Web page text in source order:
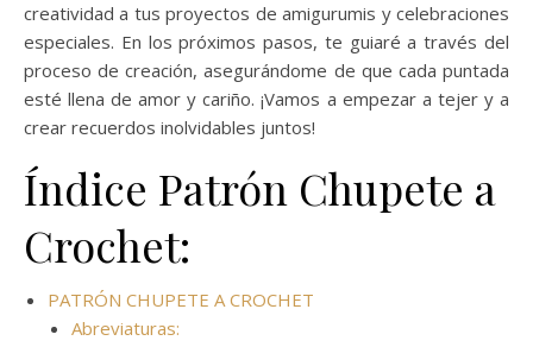
creatividad a tus proyectos de amigurumis y celebraciones
especiales. En los próximos pasos, te guiaré a través del
proceso de creación, asegurándome de que cada puntada
esté llena de amor y cariño. ¡Vamos a empezar a tejer y a
crear recuerdos inolvidables juntos!
Índice Patrón Chupete a
Crochet:
PATRÓN CHUPETE A CROCHET
Abreviaturas: